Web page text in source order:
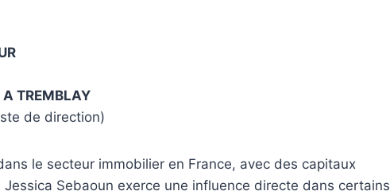
TREMBLAY
de direction)
le secteur immobilier en France, avec des capitaux
Sebaoun exerce une influence directe dans certains